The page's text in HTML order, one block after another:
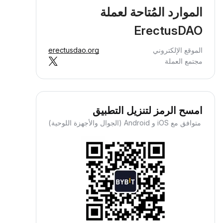
الموارد المُتاحة لعملة
ErectusDAO
الموقع الإلكتروني
erectusdao.org
مجتمع العملة
امسح الرمز لتنزيل التطبيق
متوافق مع iOS و Android (الجوال والأجهزة اللوحية)